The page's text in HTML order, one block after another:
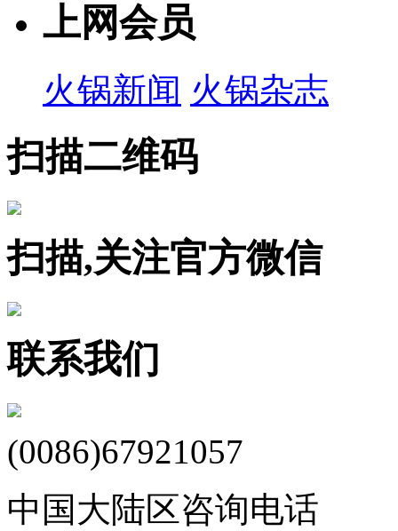
上网会员
火锅新闻 火锅杂志
扫描二维码
扫描,关注官方微信
联系我们
(0086)67921057
中国大陆区咨询电话